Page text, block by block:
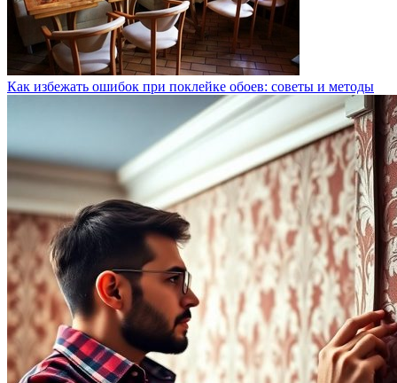
Как избежать ошибок при поклейке обоев: советы и методы